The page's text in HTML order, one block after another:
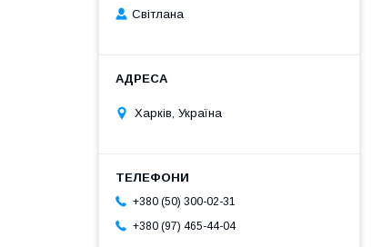
Світлана
Харків, Україна
+380 (50) 300-02-31
+380 (97) 465-44-04